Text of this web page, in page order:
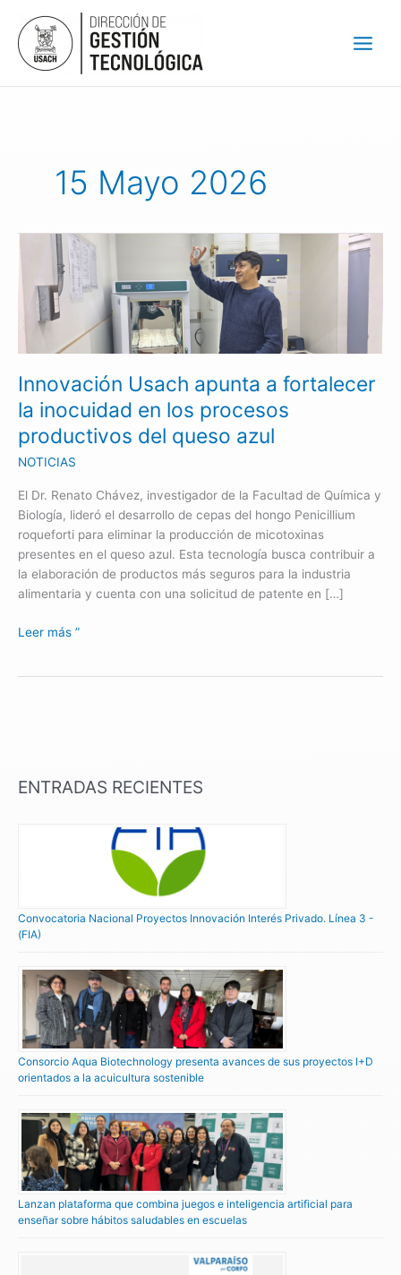
contenido
15 Mayo 2026
Innovación Usach apunta a fortalecer
la inocuidad en los procesos
productivos del queso azul
NOTICIAS
El Dr. Renato Chávez, investigador de la Facultad de Química y
Biología, lideró el desarrollo de cepas del hongo Penicillium
roqueforti para eliminar la producción de micotoxinas
presentes en el queso azul. Esta tecnología busca contribuir a
la elaboración de productos más seguros para la industria
alimentaria y cuenta con una solicitud de patente en […]
Innovación
apunta
fortalecer
en
los
procesos
productivos
del
azul
Leer más ”
ENTRADAS RECIENTES
Convocatoria Nacional Proyectos Innovación Interés Privado. Línea 3 -
(FIA)
Consorcio Aqua Biotechnology presenta avances de sus proyectos I+D
orientados a la acuicultura sostenible
Lanzan plataforma que combina juegos e inteligencia artificial para
enseñar sobre hábitos saludables en escuelas